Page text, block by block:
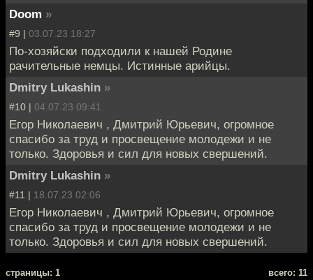
Doom »
#9 | 03.07.23 18:27
По-хозяйски подходили к нашей Родине
рачительные немцы. Истинные арийцы.
Dmitry Lukashin »
#10 | 04.07.23 09:41
Егор Николаевич , Дмитрий Юрьевич, огромное
спасибо за труд и просвещение молодежи и не
только. Здоровья и сил для новых свершений.
Dmitry Lukashin »
#11 | 18.07.23 02:06
Егор Николаевич , Дмитрий Юрьевич, огромное
спасибо за труд и просвещение молодежи и не
только. Здоровья и сил для новых свершений.
cтраницы: 1 всего: 11